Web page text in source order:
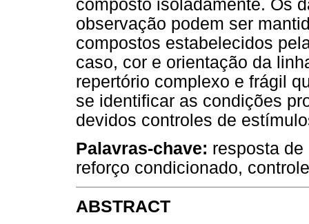
composto isoladamente. Os
observação podem ser
compostos estabelecidos
caso, cor e orientação da
repertório complexo e frágil
se identificar as condições
devidos controles de
Palavras-chave: resposta
reforço condicionado,
ABSTRACT